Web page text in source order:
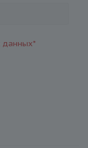
данных*